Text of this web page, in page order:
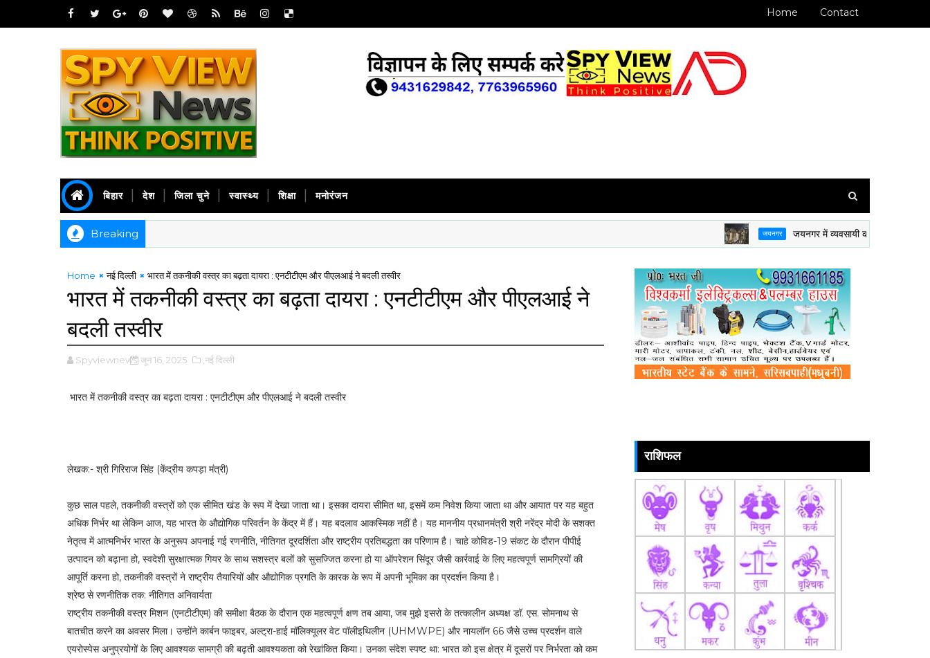
Home Contact
बिहार देश जिला चुने स्वास्थ्य शिक्षा मनोरंजन
Breaking जयनगर जयनगर में व्यवसायी को गोली मारी : पुलिस छापेमारी
Home नई दिल्ली भारत में तकनीकी वस्त्र का बढ़ता दायरा : एनटीटीएम और पीएलआई ने बदली तस्वीर
भारत में तकनीकी वस्त्र का बढ़ता दायरा : एनटीटीएम और पीएलआई ने
बदली तस्वीर
Spyviewnews जून 16, 2025 ,नई दिल्ली
भारत में तकनीकी वस्त्र का बढ़ता दायरा : एनटीटीएम और पीएलआई ने बदली तस्वीर
लेखक:- श्री गिरिराज सिंह (केंद्रीय कपड़ा मंत्री)
कुछ साल पहले, तकनीकी वस्त्रों को एक सीमित खंड के रूप में देखा जाता था। इसका दायरा सीमित था, इसमें कम निवेश किया जाता था और आयात पर यह बहुत
अधिक निर्भर था लेकिन आज, यह भारत के औद्योगिक परिवर्तन के केंद्र में हैं। यह बदलाव आकस्मिक नहीं है। यह माननीय प्रधानमंत्री श्री नरेंद्र मोदी के सशक्त
नेतृत्व में आत्मनिर्भर भारत के अनुरूप अपनाई गई रणनीति, नीतिगत दूरदर्शिता और राष्ट्रीय प्रतिबद्धता का परिणाम है। चाहे कोविड-19 संकट के दौरान पीपीई
उत्पादन को बढ़ाना हो, स्वदेशी सुरक्षात्मक गियर के साथ सशस्त्र बलों को सुसज्जित करना हो या ऑपरेशन सिंदूर जैसी कार्रवाई के लिए महत्वपूर्ण सामग्रियों की
आपूर्ति करना हो, तकनीकी वस्त्रों ने राष्ट्रीय तैयारियों और औद्योगिक प्रगति के कारक के रूप में अपनी भूमिका का प्रदर्शन किया है।
श्रेष्ठ से रणनीतिक तक: नीतिगत अनिवार्यता
राष्ट्रीय तकनीकी वस्त्र मिशन (एनटीटीएम) की समीक्षा बैठक के दौरान एक महत्वपूर्ण क्षण तब आया, जब मुझे इसरो के तत्कालीन अध्यक्ष डॉ. एस. सोमनाथ से
बातचीत करने का अवसर मिला। उन्होंने कार्बन फाइबर, अल्ट्रा-हाई मॉलिक्यूलर वेट पॉलीइथिलीन (UHMWPE) और नायलॉन 66 जैसे उच्च प्रदर्शन वाले
एयरोस्पेस अनुप्रयोगों के लिए आवश्यक सामग्री की बढ़ती आवश्यकता को रेखांकित किया। उनका संदेश स्पष्ट था: भारत को इस क्षेत्र में दूसरों पर निर्भरता को कम
राशिफल